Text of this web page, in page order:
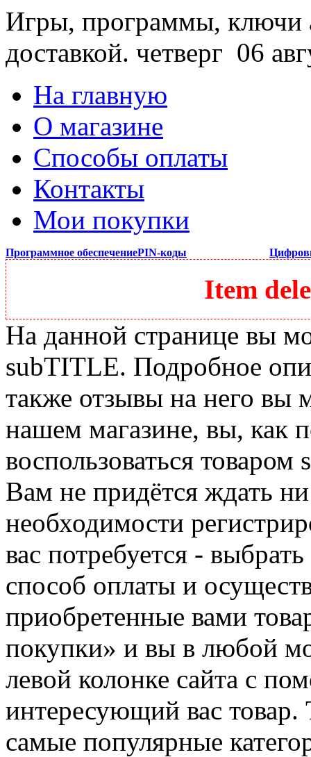
Игры, программы, ключи
доставкой. четверг 06
На главную
О магазине
Способы оплаты
Контакты
Мои покупки
Программное обеспечениеPIN-коды
Item
На данной странице вы
subTITLE. Подробное
также отзывы на него вы
нашем магазине, вы, как
воспользоваться
Вам не придётся ждать
необходимости
вас потребуется -
способ оплаты и
приобретенные вами
покупки» и вы в любой
левой колонке сайта с
интересующий вас
самые популярные